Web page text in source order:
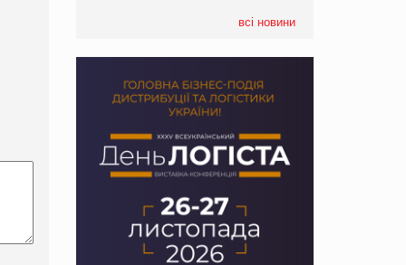
всі новини